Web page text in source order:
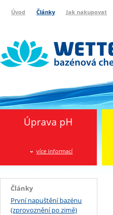
Úvod Články Jak nakupovat
Úprava pH
více informací
Články
První napuštění bazénu
(zprovoznění po zimě)